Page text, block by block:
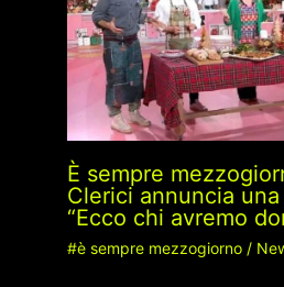
È sempre
Clerici annuncia una
“Ecco chi avremo
#è sempre mezzogiorno/